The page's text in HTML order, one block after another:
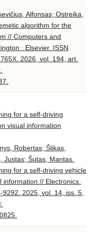
Alfonsas; Ostreika,
algorithm for the
// Computers and
: Elsevier. ISSN
2026, vol. 194, art.
for a self-driving
visual information
Robertas; Šlikas,
Justas; Šutas, Mantas.
for a self-driving vehicle
// Electronics.
2025, vol. 14, iss. 5,